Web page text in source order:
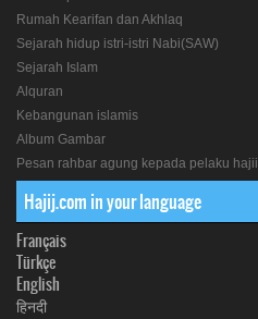
Rumah Kearifan dan Akhlaq
Sejarah hidup istri-istri Nabi(SAW)
Sejarah Islam
Alquran
Kebangunan islamis
Album Gambar
Pesan rahbar agung kepada pelaku hajii
Hajij.com in your language
Français
Türkçe
English
हिनदी